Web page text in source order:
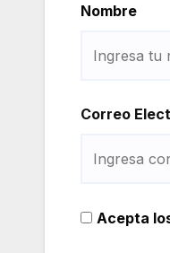
Nombre
Correo
Acepta